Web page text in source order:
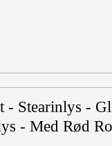
- Stearinlys -
- Med Rød